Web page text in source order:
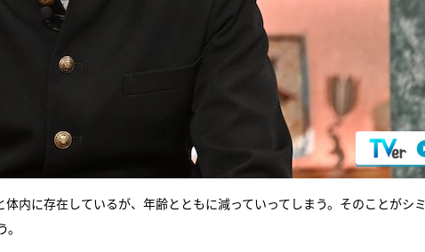
内に存在しているが、年齢とともに減っていってしまう。そのことがシ